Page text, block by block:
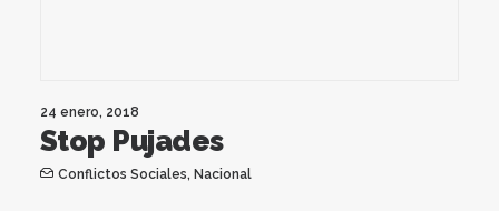
24 enero, 2018
Stop Pujades
Conflictos Sociales, Nacional